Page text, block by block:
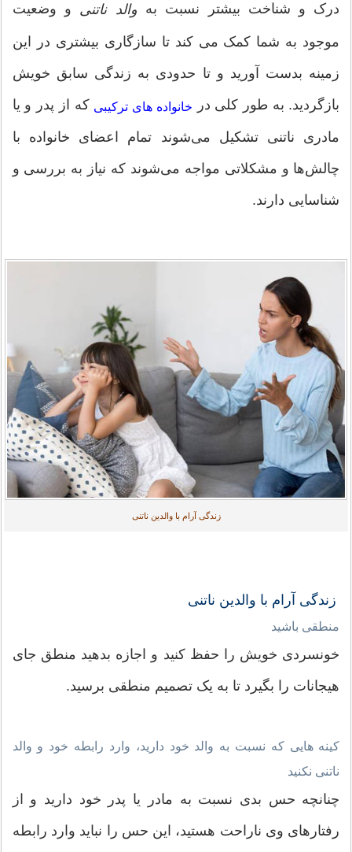
درک و شناخت بیشتر نسبت به والد ناتنی و وضعیت
موجود به شما کمک می کند تا سازگاری بیشتری در این
زمینه بدست آورید و تا حدودی به زندگی سابق خویش
بازگردید. به طور کلی در
خانواده های ترکیبی که از پدر و یا
مادری ناتنی تشکیل می‌شوند تمام اعضای خانواده با
چالش‌ها و مشکلاتی مواجه می‌شوند که نیاز به بررسی و
شناسایی دارند.
زندگی آرام با والدین ناتنی
زندگی آرام با والدین ناتنی
منطقی باشید
خونسردی خویش را حفظ کنید و اجازه بدهید منطق جای
هیجانات را بگیرد تا به یک تصمیم منطقی برسید.
کینه هایی که نسبت به والد خود دارید، وارد رابطه خود و والد
ناتنی نکنید
چنانچه حس بدی نسبت به مادر یا پدر خود دارید و از
رفتارهای وی ناراحت هستید، این حس را نباید وارد رابطه